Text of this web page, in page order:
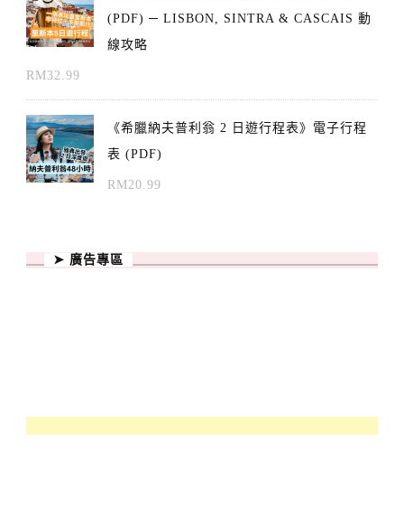
(PDF) ─ LISBON, SINTRA & CASCAIS 動
線攻略
RM32.99
《希臘納夫普利翁 2 日遊行程表》電子行程
表 (PDF)
RM20.99
➤ 廣告專區